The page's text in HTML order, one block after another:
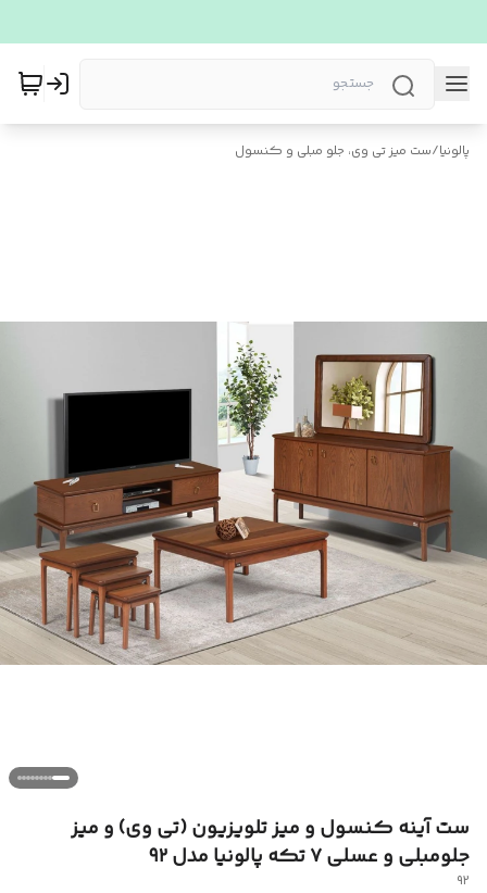
پالونیا/ست میز تی وی، جلو مبلی و کنسول
ست آینه کنسول و میز تلویزیون (تی وی) و میز
جلومبلی و عسلی ۷ تکه پالونیا مدل ۹۲
92